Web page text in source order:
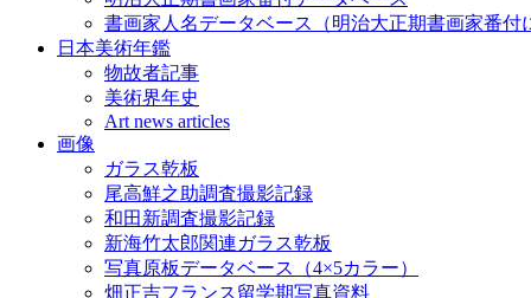
書画家人名データベース（明治大正期書画家番付
日本美術年鑑
物故者記事
美術界年史
Art news articles
画像
ガラス乾板
尾高鮮之助調査撮影記録
和田新調査撮影記録
新海竹太郎関連ガラス乾板
写真原板データベース（4×5カラー）
畑正吉フランス留学期写真資料